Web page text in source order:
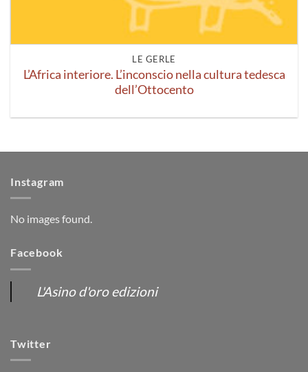
LE GERLE
L’Africa interiore. L’inconscio nella cultura tedesca
dell’Ottocento
Instagram
No images found.
Facebook
L'Asino d'oro edizioni
Twitter